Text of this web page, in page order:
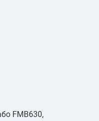
FMB630,